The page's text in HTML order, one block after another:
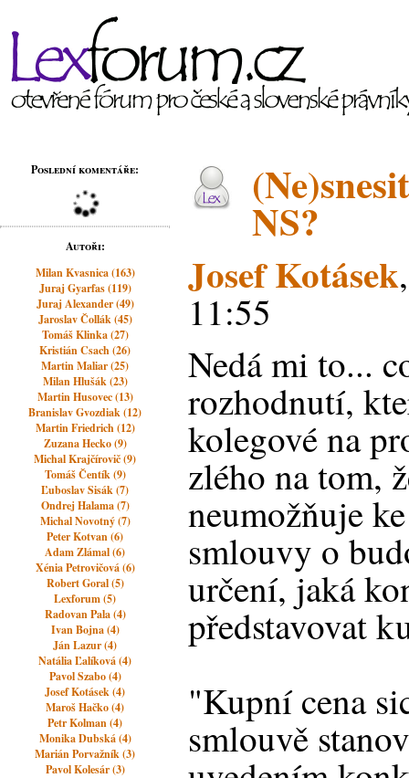
Poslední komentáře:
Autoři:
Milan Kvasnica (163)
Juraj Gyarfas (119)
Juraj Alexander (49)
Jaroslav Čollák (45)
Tomáš Klinka (27)
Kristián Csach (26)
Martin Maliar (25)
Milan Hlušák (23)
Martin Husovec (13)
Branislav Gvozdiak (12)
Martin Friedrich (12)
Zuzana Hecko (9)
Michal Krajčírovič (9)
Tomáš Čentík (9)
Ľuboslav Sisák (7)
Ondrej Halama (7)
Michal Novotný (7)
Peter Kotvan (6)
Adam Zlámal (6)
Xénia Petrovičová (6)
Robert Goral (5)
Lexforum (5)
Radovan Pala (4)
Ivan Bojna (4)
Ján Lazur (4)
Natália Ľalíková (4)
Pavol Szabo (4)
Josef Kotásek (4)
Maroš Hačko (4)
Petr Kolman (4)
Monika Dubská (4)
Marián Porvažník (3)
Pavol Kolesár (3)
NS?
Josef Kotásek
11:55
Nedá mi to...
rozhodnutí,
kolegové na
zlého na tom,
neumožňuje
smlouvy o
určení, jaká
představovat
"Kupní cena
smlouvě